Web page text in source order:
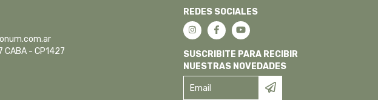
- CP1427
REDES SOCIALES
SUSCRIBITE PARA RECIBIR
NUESTRAS NOVEDADES